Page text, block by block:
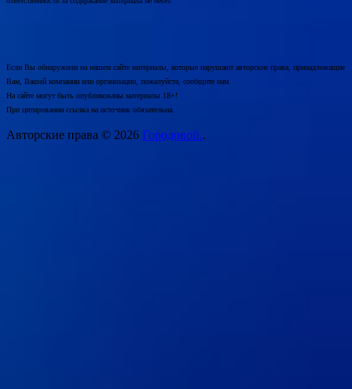
Если Вы обнаружили на нашем сайте материалы, которые нарушают авторские права, принадлежащие
Вам, Вашей компании или организации, пожалуйста, сообщите нам.
На сайте могут быть опубликованы материалы 18+!
При цитировании ссылка на источник обязательна.
Авторские права © 2026 Городовой..